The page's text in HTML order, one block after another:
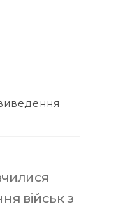
військ з